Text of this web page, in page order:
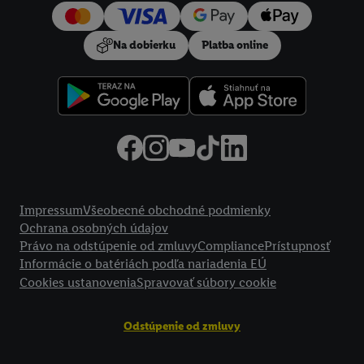
Na dobierku Platba online
ImpressumVšeobecné obchodné podmienky
Ochrana osobných údajov
Právo na odstúpenie od zmluvyCompliancePrístupnosť
Informácie o batériách podľa nariadenia EÚ
Cookies ustanoveniaSpravovať súbory cookie
Odstúpenie od zmluvy
používanie potrebných technológií. Kliknutím na "Súhlasím
vyjadríte súhlas so spracúvaním na všetky vyššie uvedené účely.
Ďalšie informácie vrátane informácií o dobe uchovávania
údajov a Vašom práve kedykoľvek odvolať súhlas s účinnosťou
do budúcnosti nájdete v našich
zásadách ochrany osobných
.Imprint nájdete tu.